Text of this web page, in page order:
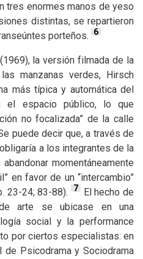
tres enormes manos de yeso
distintas, se repartieron
porteños.
6
(1969), la versión filmada de la
manzanas verdes, Hirsch
más típica y automática del
el espacio público, lo que
no focalizada” de la calle
puede decir que, a través de
a los integrantes de la
momentáneamente
en favor de un “intercambio”
23-24; 83-88).
7
El hecho de
arte se ubicase en una
social y la performance
por ciertos especialistas: en
Psicodrama y Sociodrama